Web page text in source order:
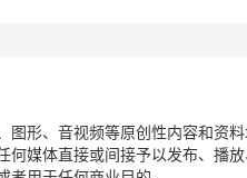
图形、音视频等原创性内容和资
媒体直接或间接予以发布、播放